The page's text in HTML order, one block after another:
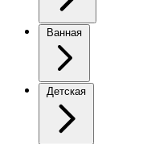
Ванная
Детская